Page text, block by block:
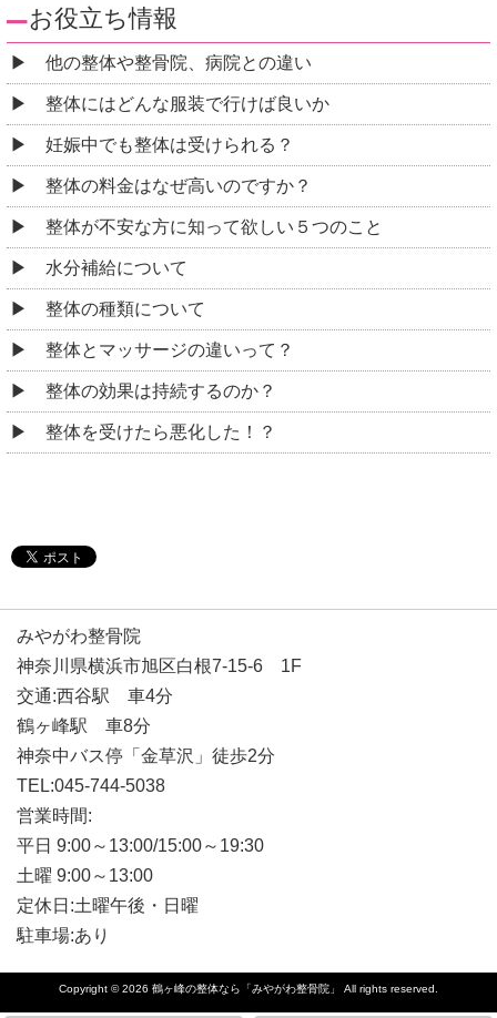
お役立ち情報
他の整体や整骨院、病院との違い
整体にはどんな服装で行けば良いか
妊娠中でも整体は受けられる？
整体の料金はなぜ高いのですか？
整体が不安な方に知って欲しい５つのこと
水分補給について
整体の種類について
整体とマッサージの違いって？
整体の効果は持続するのか？
整体を受けたら悪化した！？
みやがわ整骨院
神奈川県横浜市旭区白根7-15-6 1F
交通:西谷駅 車4分
鶴ヶ峰駅 車8分
神奈中バス停「金草沢」徒歩2分
TEL:045-744-5038
営業時間:
平日 9:00～13:00/15:00～19:30
土曜 9:00～13:00
定休日:土曜午後・日曜
駐車場:あり
Copyright © 2026 鶴ヶ峰の整体なら「みやがわ整骨院」 All rights reserved.